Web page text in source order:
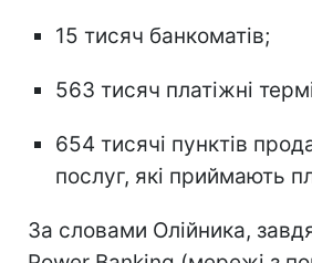
15 тисяч банкоматів;
563 тисяч платіжні
654 тисячі пунктів
послуг, які приймають
За словами Олійника,